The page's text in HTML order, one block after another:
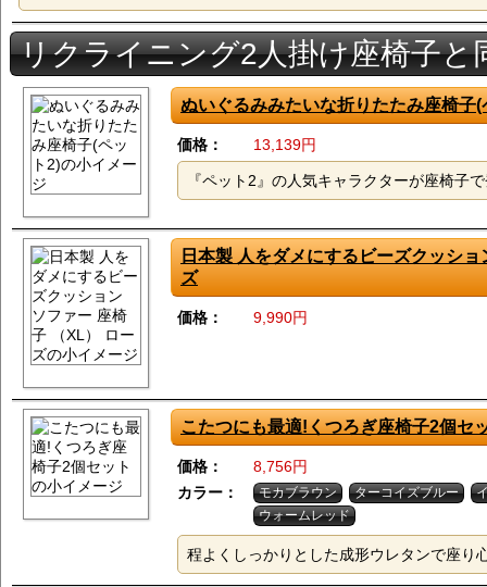
リクライニング2人掛け座椅子と
ぬいぐるみみたいな折りたたみ座椅子(
価格： 13,139円
『ペット2』の人気キャラクターが座椅子
日本製 人をダメにするビーズクッシ
ズ
価格： 9,990円
こたつにも最適!くつろぎ座椅子2個セ
価格：
8,756円
カラー：
モカブラウン ターコイズブルー
ウォームレッド
程よくしっかりとした成形ウレタンで座り